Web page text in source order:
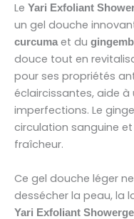
Le Yari Exfoliant
un gel douche
curcumaet du
douce tout en
pour ses propriétés
éclaircissantes, aide à
imperfections. Le
circulation sanguine
fraîcheur.
Ce gel douche léger
dessécher la peau, la
Yari Exfoliant